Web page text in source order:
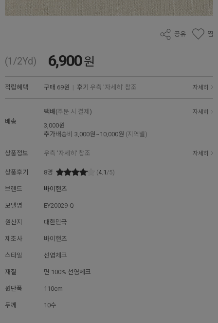
공유 찜
(1/2Yd) 6,900원
적립혜택 구매 69원 | 후기 우측 '자세히' 참조 자세히
배송
택배(주문 시 결제 ) 자세히
3,000원
추가배송비 3,000원~10,000원 (지역별)
상품정보 우측 '자세히' 참조 자세히
상품후기 8명 (4.1 /5)
브랜드 바이핸즈
모델명 EY20029-Q
원산지 대한민국
제조사 바이핸즈
스타일 선염체크
재질 면 100% 선염체크
원단폭 110cm
두께 10수